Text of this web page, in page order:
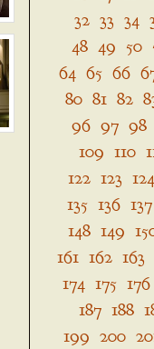
32 33 34
48 49 50
64 65 66
80 81 82
96 97 98
109 110
122 123 124
135 136 137
148 149
161 162 163
174 175 176
187 188
199 200